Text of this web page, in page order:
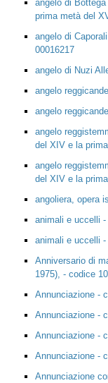
angelo di
prima metà del
angelo di
00016217
angelo di Nuzi
angelo
angelo
angelo
del XIV e la
angelo
del XIV e la
angoliera, opera
animali e uccelli
animali e uccelli
Anniversario di
1975), - codice
Annunciazione -
Annunciazione -
Annunciazione -
Annunciazione -
Annunciazione